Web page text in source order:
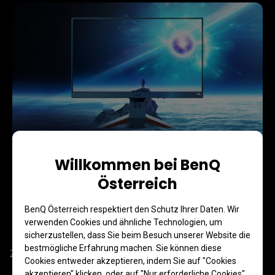
Willkommen bei BenQ
Österreich
BenQ Österreich respektiert den Schutz Ihrer Daten. Wir
verwenden Cookies und ähnliche Technologien, um
sicherzustellen, dass Sie beim Besuch unserer Website die
bestmögliche Erfahrung machen. Sie können diese
Cookies entweder akzeptieren, indem Sie auf "Cookies
Dein Monitor ist dein Game
Hub
Zentrale Verwaltung von Quick OSD, Szenarioabbildung und
Fernsteuerung zum schnellen Umschalten der